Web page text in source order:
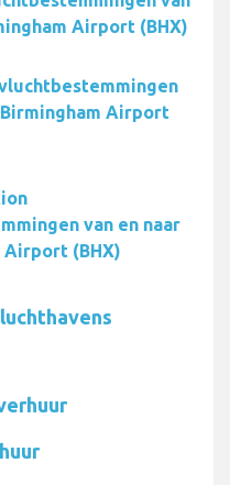
Airport (BHX)
Airport
van en naar
Airport (BHX)